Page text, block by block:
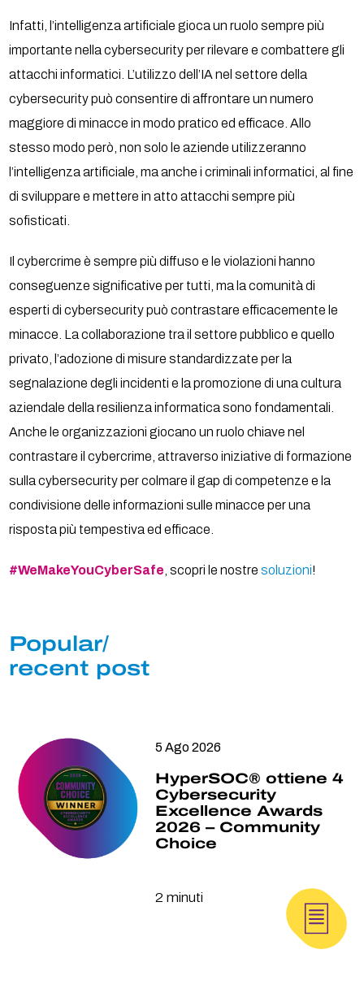
Infatti, l’intelligenza artificiale gioca un ruolo sempre più
importante nella cybersecurity per rilevare e combattere gli
attacchi informatici. L’utilizzo dell’IA nel settore della
cybersecurity può consentire di affrontare un numero
maggiore di minacce in modo pratico ed efficace. Allo
stesso modo però, non solo le aziende utilizzeranno
l’intelligenza artificiale, ma anche i criminali informatici, al fine
di sviluppare e mettere in atto attacchi sempre più
sofisticati.
Il cybercrime è sempre più diffuso e le violazioni hanno
conseguenze significative per tutti, ma la comunità di
esperti di cybersecurity può contrastare efficacemente le
minacce. La collaborazione tra il settore pubblico e quello
privato, l’adozione di misure standardizzate per la
segnalazione degli incidenti e la promozione di una cultura
aziendale della resilienza informatica sono fondamentali.
Anche le organizzazioni giocano un ruolo chiave nel
contrastare il cybercrime, attraverso iniziative di formazione
sulla cybersecurity per colmare il gap di competenze e la
condivisione delle informazioni sulle minacce per una
risposta più tempestiva ed efficace.
#WeMakeYouCyberSafe , scopri le nostresoluzioni!
Popular/
recent post
5 Ago 2026
HyperSOC® ottiene 4
Cybersecurity
Excellence Awards
2026 – Community
Choice
2 minuti